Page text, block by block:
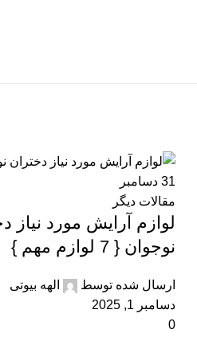
31 دسامبر
مقالات دیگر
لوازم آرایش مورد نیاز
نوجوان { 7 لوازم مهم }
ارسال شده توسط
الهه بیوتی
دسامبر 1, 2025
0